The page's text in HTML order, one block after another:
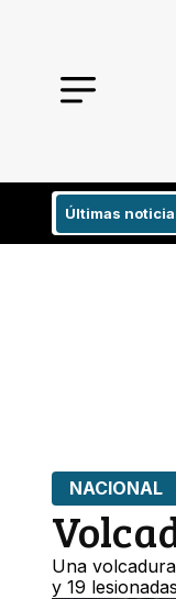
Últimas
Advierte INE déficit
NACIONAL
Una
y 19 lesionadas